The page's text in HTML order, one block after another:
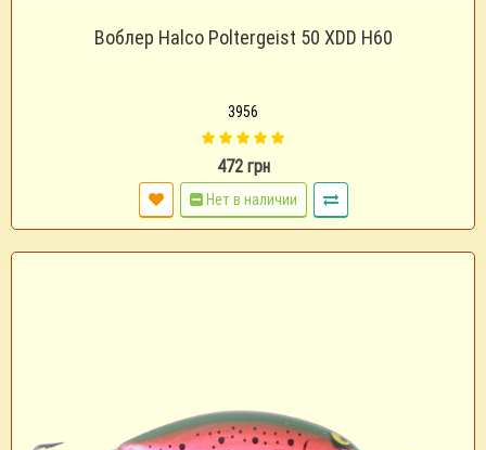
Воблер Halco Poltergeist 50 XDD H60
3956
472 грн
Нет в наличии